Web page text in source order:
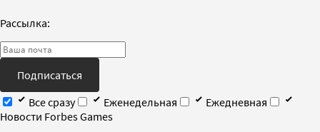
Рассылка:
Подписаться
Все сразу
Еженедельная
Ежедневная
Новости Forbes Games